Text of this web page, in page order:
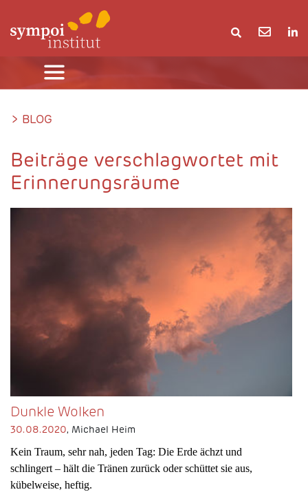
> BLOG
Beiträge verschlagwortet mit
Erinnerungsräume
Dunkle Wolken
30.08.2020, Michael Heim
Kein Traum, sehr nah, jeden Tag: Die Erde ächzt und
schlingert – hält die Tränen zurück oder schüttet sie aus,
kübelweise, heftig.